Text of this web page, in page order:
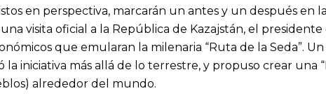
en perspectiva, marcarán un antes y un después en
visita oficial a la República de Kazajstán, el
que emularan la milenaria “Ruta de la Seda”.
la iniciativa más allá de lo terrestre, y propuso crear una
alrededor del mundo.